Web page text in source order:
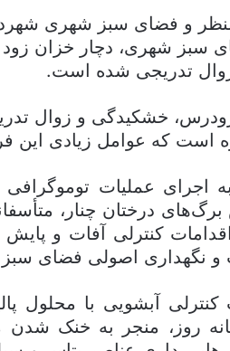
و فضای سبز شهری
سبز شهری، دچار خزان زود
تدریجی شده است.
خشکیدگی و زوال
است که عوامل زیادی این
اجرای عملیات
درختان چنار،
کنترلی آفات و پایش
و نگهداری اصولی فضای
کنترلی آبشویی با محلول
روز، منجر به خنک